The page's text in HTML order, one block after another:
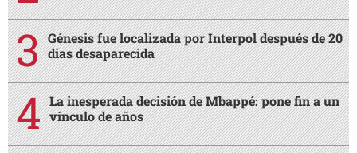
Génesis fue localizada por Interpol después de 20
días desaparecida
La inesperada decisión de Mbappé: pone fin a un
vínculo de años